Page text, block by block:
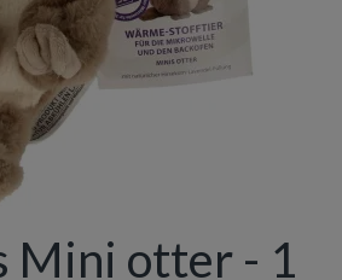
Mini otter - 1